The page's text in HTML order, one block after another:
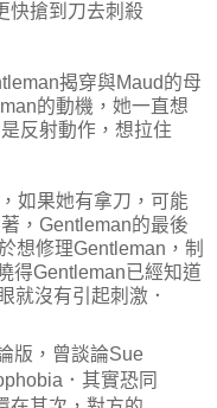
快搶到刀去刺殺
揭穿與Maud的母
的動機，她一直想
反射動作，想拉住
如果她有拿刀，可能
，Gentleman的最後
想修理Gentleman，制
得Gentleman已經知道
就沒有引起刺激．
版，曾談論Sue
．其實恐同